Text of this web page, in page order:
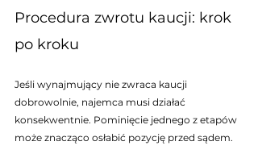
Procedura zwrotu kaucji: krok
po kroku
Jeśli wynajmujący nie zwraca kaucji
dobrowolnie, najemca musi działać
konsekwentnie. Pominięcie jednego z etapów
może znacząco osłabić pozycję przed sądem.